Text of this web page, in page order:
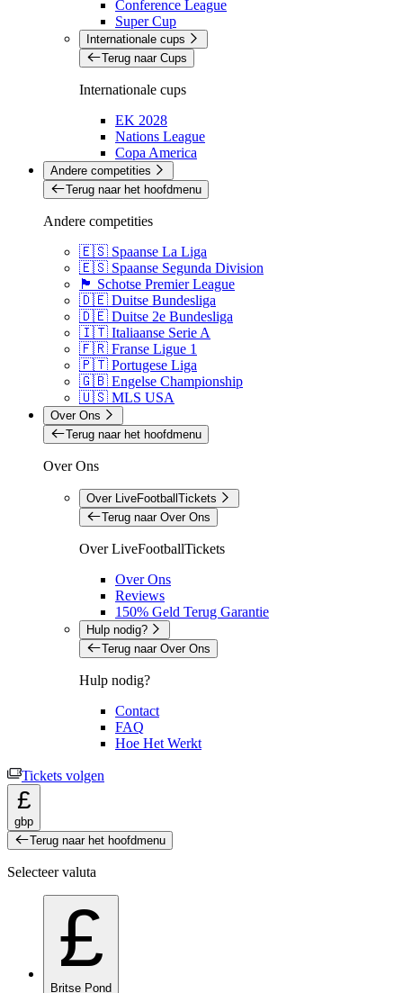
Conference League
Super Cup
Internationale cups
Terug naar Cups
Internationale cups
EK 2028
Nations League
Copa America
Andere competities
Terug naar het hoofdmenu
Andere competities
🇪🇸 Spaanse La Liga
🇪🇸 Spaanse Segunda Division
🏴󠁧󠁢󠁳󠁣󠁴󠁿 Schotse Premier League
🇩🇪 Duitse Bundesliga
🇩🇪 Duitse 2e Bundesliga
🇮🇹 Italiaanse Serie A
🇫🇷 Franse Ligue 1
🇵🇹 Portugese Liga
🇬🇧 Engelse Championship
🇺🇸 MLS USA
Over Ons
Terug naar het hoofdmenu
Over Ons
Over LiveFootballTickets
Terug naar Over Ons
Over LiveFootballTickets
Over Ons
Reviews
150% Geld Terug Garantie
Hulp nodig?
Terug naar Over Ons
Hulp nodig?
Contact
FAQ
Hoe Het Werkt
Tickets volgen
£
gbp
Terug naar het hoofdmenu
Selecteer valuta
£
Britse Pond